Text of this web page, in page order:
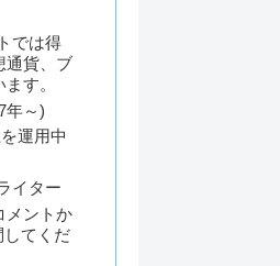
では得
通貨、ブ
す。
年～)
運用中
イター
メントか
してくだ